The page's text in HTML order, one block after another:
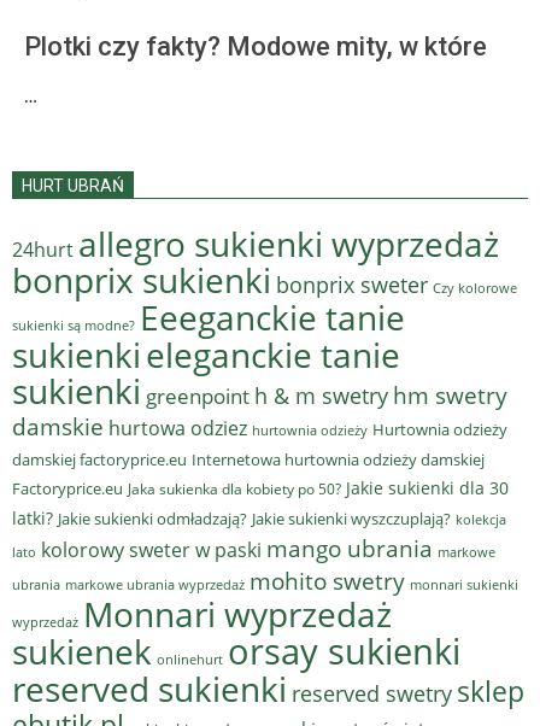
Plotki czy fakty? Modowe mity, w które
…
HURT UBRAŃ
24hurt allegro sukienki wyprzedaż
bonprix sukienki bonprix sweter Czy kolorowe
sukienki są modne? Eeeganckie tanie
sukienkieleganckie tanie
sukienki greenpoint h & m swetry hm swetry
damskie hurtowa odziez hurtownia odzieży Hurtownia odzieży
damskiej factoryprice.eu Internetowa hurtownia odzieży damskiej
Factoryprice.eu Jaka sukienka dla kobiety po 50? Jakie sukienki dla 30
latki? Jakie sukienki odmładzają? Jakie sukienki wyszczuplają? kolekcja
lato kolorowy sweter w paski mango ubrania markowe
ubrania markowe ubrania wyprzedaż mohito swetry monnari sukienki
wyprzedaż Monnari wyprzedaż
sukienek onlinehurt orsay sukienki
reserved sukienki reserved swetry sklep